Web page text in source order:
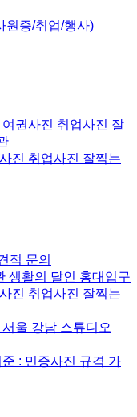
원증/취업/행사)
권사진 취업사진 잘
진 취업사진 잘찍는
적 문의
생활의 달인 홍대입구
진 취업사진 잘찍는
울 강남 스튜디오
: 민증사진 규격 가